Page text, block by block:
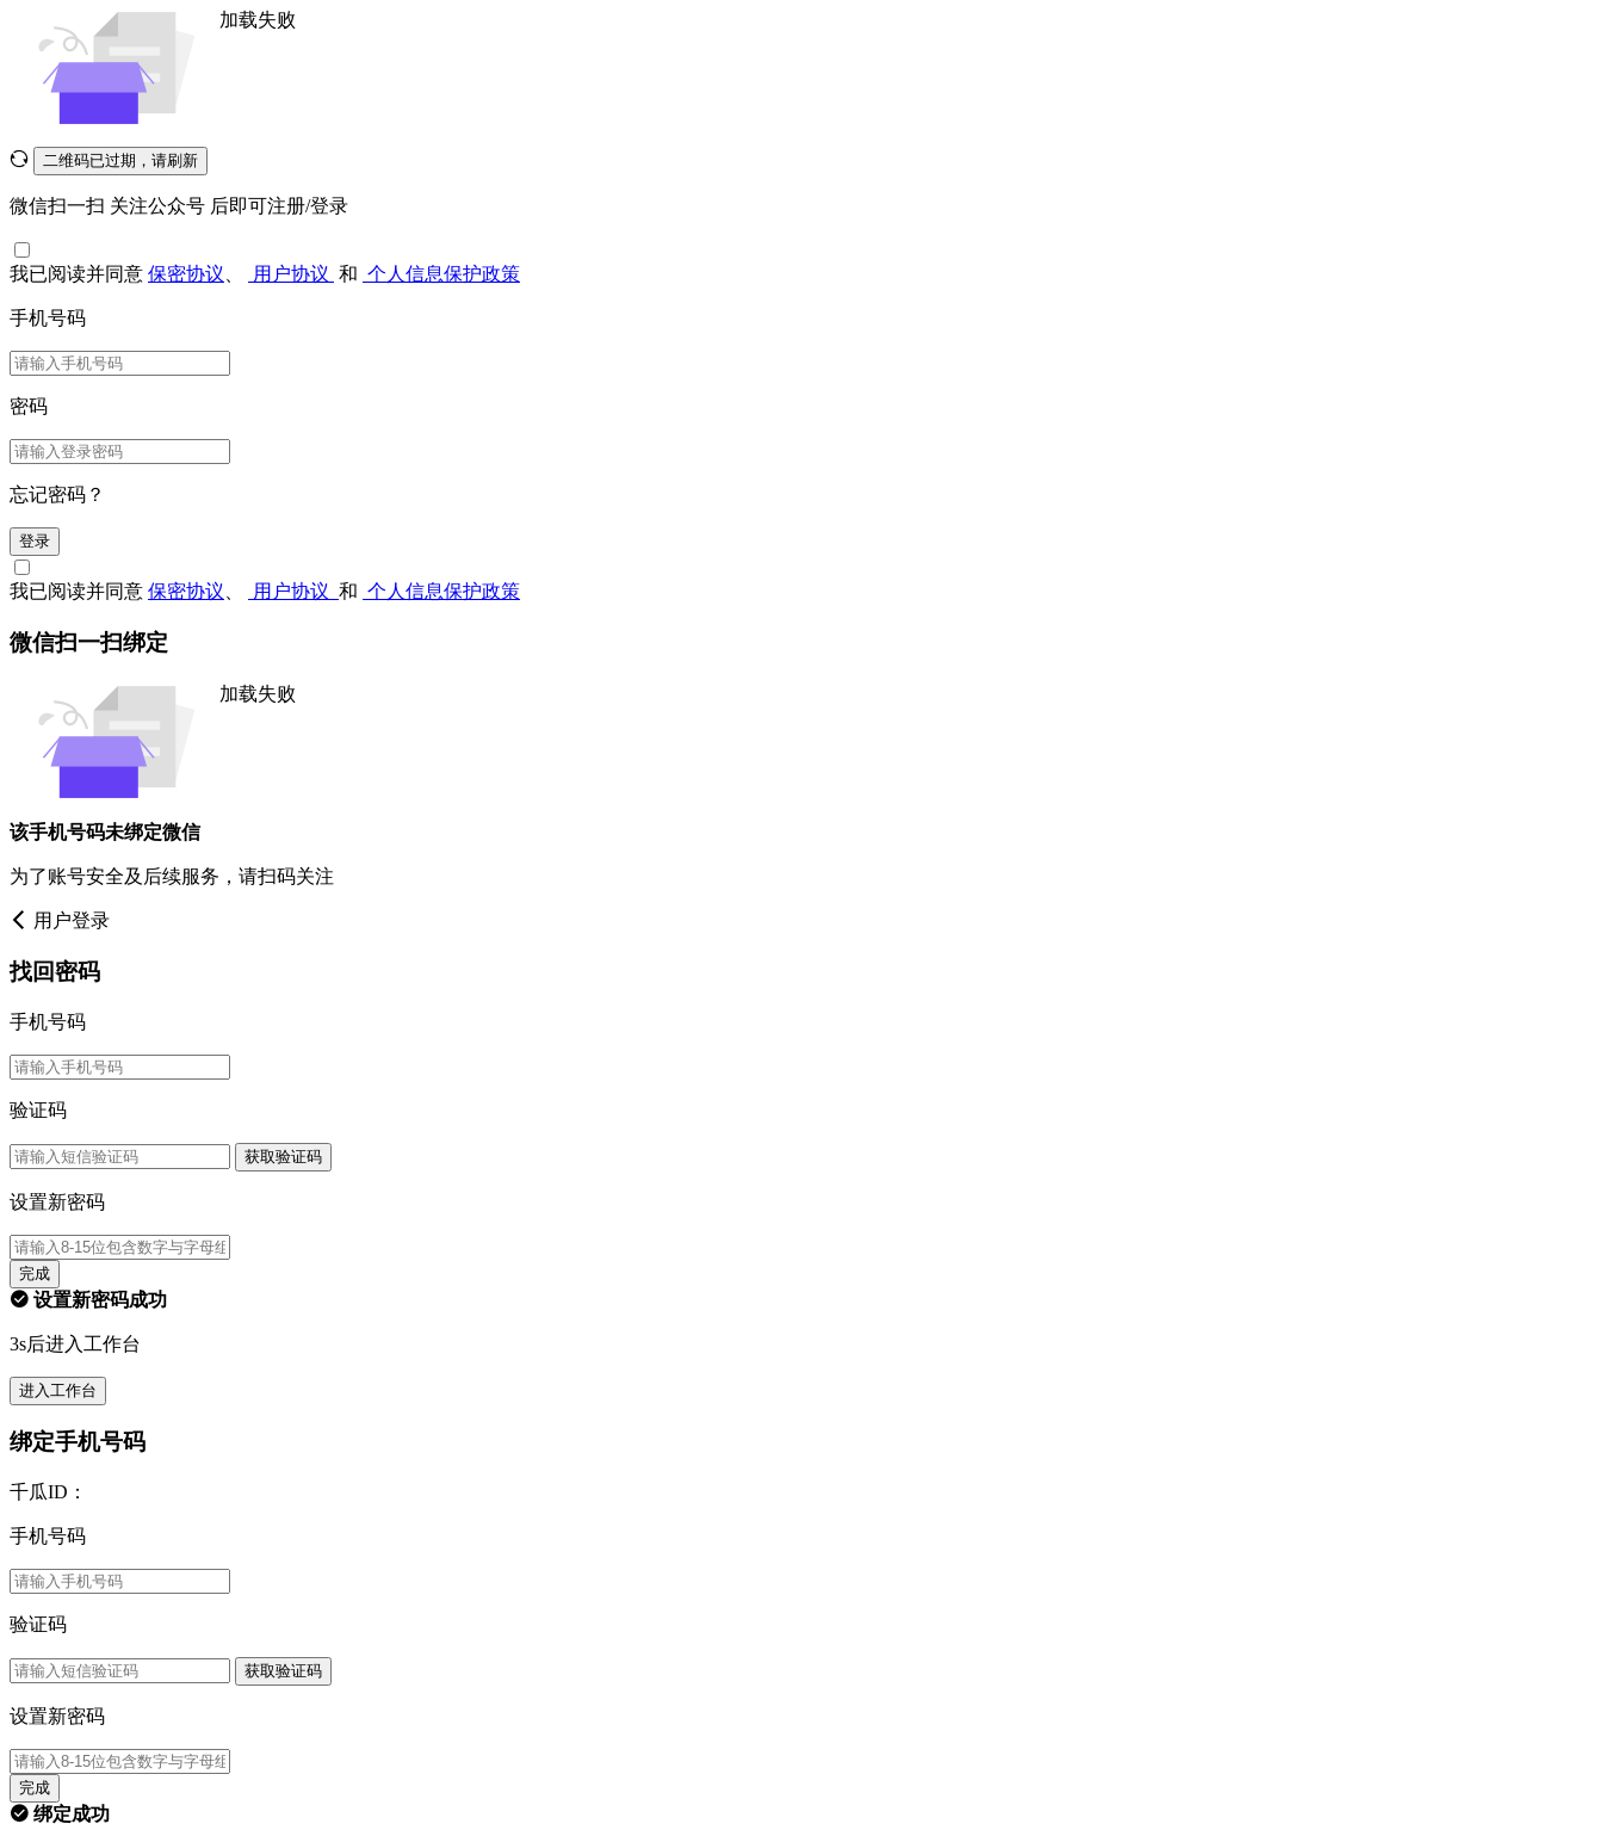
加载失败
二维码已过期，请刷新
微信扫一扫 关注公众号 后即可注册/登录
我已阅读并同意 保密协议 用户协议 和 个人信息保护政策
手机号码
密码
忘记密码？
登录
我已阅读并同意 保密协议 用户协议 和 个人信息保护政策
微信扫一扫绑定
加载失败
该手机号码未绑定微信
为了账号安全及后续服务，请扫码关注
用户登录
找回密码
手机号码
验证码
获取验证码
设置新密码
完成
设置新密码成功
3s后进入工作台
进入工作台
绑定手机号码
千瓜ID：
手机号码
验证码
获取验证码
设置新密码
完成
绑定成功